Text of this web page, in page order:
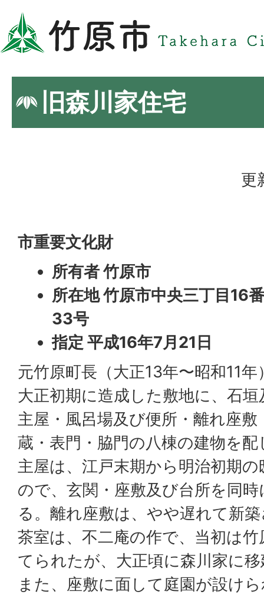
旧森川家住宅
更
市重要文化財
所有者 竹原市
所在地 竹原市中央三丁目16
33号
指定 平成16年7月21日
元竹原町長（大正13年〜昭和11
大正初期に造成した敷地に、石
主屋・風呂場及び便所・離れ座
蔵・表門・脇門の八棟の建物を
主屋は、江戸末期から明治初期
ので、玄関・座敷及び台所を同
る。離れ座敷は、やや遅れて新
茶室は、不二庵の作で、当初は
てられたが、大正頃に森川家に
また、座敷に面して庭園が設け